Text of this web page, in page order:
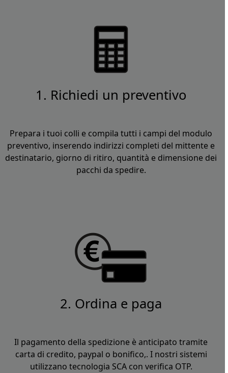
1. Richiedi un preventivo
Prepara i tuoi colli e compila tutti i campi del modulo
preventivo, inserendo indirizzi completi del mittente e
destinatario, giorno di ritiro, quantità e dimensione dei
pacchi da spedire.
2. Ordina e paga
Il pagamento della spedizione è anticipato tramite
carta di credito, paypal o bonifico,. I nostri sistemi
utilizzano tecnologia SCA con verifica OTP.